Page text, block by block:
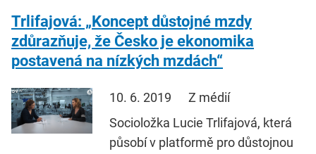
Trlifajová: „Koncept důstojné mzdy
zdůrazňuje, že Česko je ekonomika
postavená na nízkých mzdách“
10. 6. 2019
Z médií
Socioložka Lucie Trlifajová, která
působí v platformě pro důstojnou